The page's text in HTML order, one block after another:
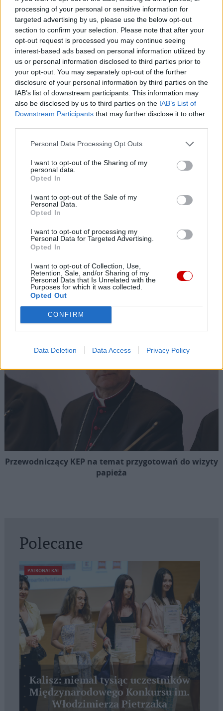
processing of your personal or sensitive information for
targeted advertising by us, please use the below opt-out
section to confirm your selection. Please note that after your
opt-out request is processed you may continue seeing
interest-based ads based on personal information utilized by
us or personal information disclosed to third parties prior to
your opt-out. You may separately opt-out of the further
disclosure of your personal information by third parties on the
IAB’s list of downstream participants. This information may
also be disclosed by us to third parties on the IAB’s List of
Downstream Participants that may further disclose it to other
Personal Data Processing Opt Outs
I want to opt-out of the Sharing of my
personal data.
Opted In
I want to opt-out of the Sale of my
Personal Data.
Opted In
I want to opt-out of processing my
Personal Data for Targeted Advertising.
Opted In
I want to opt-out of Collection, Use,
Retention, Sale, and/or Sharing of my
Personal Data that Is Unrelated with the
Purposes for which it was collected.
Opted Out
CONFIRM
Data Deletion Data Access Privacy Policy
Kard. Sarah: Obrzędów nie można arbitralnie znosić
Kard. Ryś o kardynale Macharskim
Przewodniczący KEP na temat przygotowań do wizyty
papieża
Polecane
PATRONAT KAI
Kalisz: niemal tysiąc uczestników
Międzynarodowego Konkursu im.
Włodzimierza Pietrzaka